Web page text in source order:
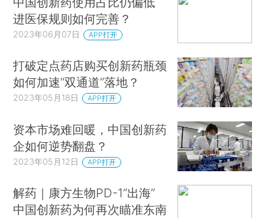
进医保规则如何完善？
2023年06月07日 APP打开
打破定点药店购买创新药瓶颈
如何加速“双通道”落地？
2023年05月18日 APP打开
资本市场难回暖，中国创新药
企如何逆势翻盘？
2023年05月12日 APP打开
解药｜康方生物PD-1“出海”
中国创新药为何再次瞄准东南